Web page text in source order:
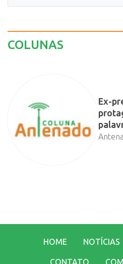
COLUNAS
Ex-
HOME NOTÍCIAS